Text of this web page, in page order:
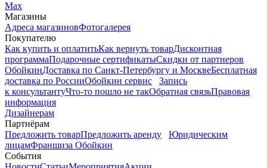
Max
Магазины
Адреса магазиновФотогалерея
Покупателю
Как купить и оплатитьКак вернуть товарДисконтная
программаПодарочные сертификатыСкидки от партнеров
ОбойкинДоставка по Санкт-Петербургу и МосквеБесплатная
доставка по РоссииОбойкин сервис
Запись
к консультантуЧто-то пошло не такОбратная связьПравовая
информация
Дизайнерам
Партнёрам
Предложить товарПредложить аренду
Юридическим
лицамФраншиза Обойкин
События